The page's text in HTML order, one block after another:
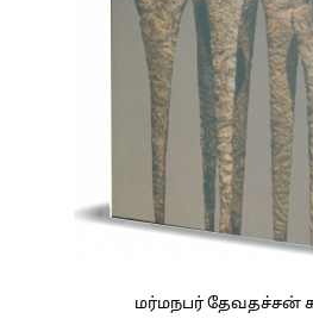
மர்மநபர் தேவதச்சன்